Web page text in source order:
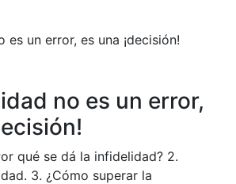
no es un error,
qué se dá la infidelidad? 2.
3. ¿Cómo superar la